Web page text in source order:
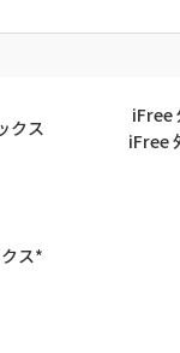
クス
iFree
iFree
ス*